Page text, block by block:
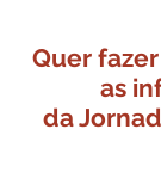
Quer
as
da